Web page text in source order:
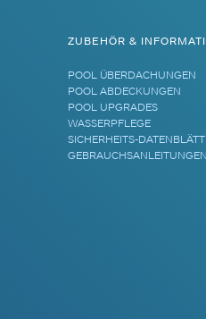
ZUBEHÖR &
POOL ÜBERDACHUNGEN
POOL ABDECKUNGEN
POOL UPGRADES
WASSERPFLEGE
SICHERHEITS-
GEBRAUCHSANLEITUNGEN